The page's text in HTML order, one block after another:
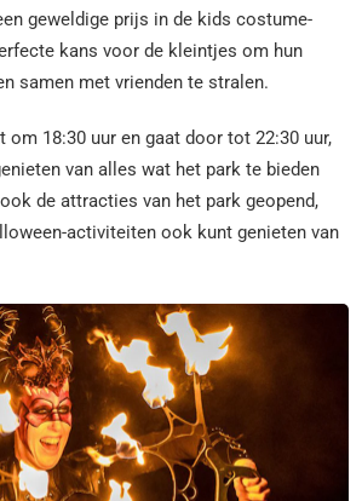
geweldige prijs in de kids costume-
kans voor de kleintjes om hun
samen met vrienden te stralen.
om 18:30 uur en gaat door tot 22:30 uur,
van alles wat het park te bieden
de attracties van het park geopend,
activiteiten ook kunt genieten van